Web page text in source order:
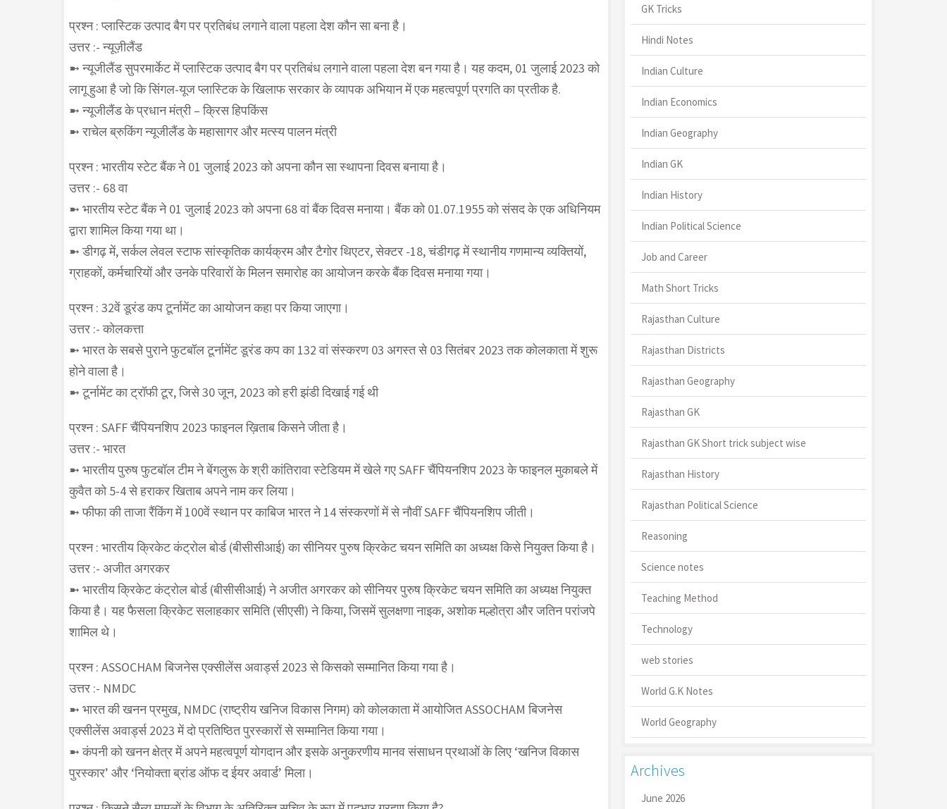
प्रश्न : प्लास्टिक उत्पाद बैग पर प्रतिबंध लगाने वाला पहला देश कौन सा बना है।
उत्तर :- न्यूज़ीलैंड
➼ न्यूजीलैंड सुपरमार्केट में प्लास्टिक उत्पाद बैग पर प्रतिबंध लगाने वाला पहला देश बन गया है। यह कदम, 01 जुलाई 2023 को
लागू हुआ है जो कि सिंगल-यूज प्लास्टिक के खिलाफ सरकार के व्यापक अभियान में एक महत्वपूर्ण प्रगति का प्रतीक है.
➼ न्यूजीलैंड के प्रधान मंत्री – क्रिस हिपकिंस
➼ राचेल ब्रुकिंग न्यूजीलैंड के महासागर और मत्स्य पालन मंत्री
प्रश्न : भारतीय स्टेट बैंक ने 01 जुलाई 2023 को अपना कौन सा स्थापना दिवस बनाया है।
उत्तर :- 68 वा
➼ भारतीय स्टेट बैंक ने 01 जुलाई 2023 को अपना 68 वां बैंक दिवस मनाया। बैंक को 01.07.1955 को संसद के एक अधिनियम
द्वारा शामिल किया गया था।
➼ डीगढ़ में, सर्कल लेवल स्टाफ सांस्कृतिक कार्यक्रम और टैगोर थिएटर, सेक्टर -18, चंडीगढ़ में स्थानीय गणमान्य व्यक्तियों,
ग्राहकों, कर्मचारियों और उनके परिवारों के मिलन समारोह का आयोजन करके बैंक दिवस मनाया गया।
प्रश्न : 32वें डूरंड कप टूर्नामेंट का आयोजन कहा पर किया जाएगा।
उत्तर :- कोलकत्ता
➼ भारत के सबसे पुराने फुटबॉल टूर्नामेंट डूरंड कप का 132 वां संस्करण 03 अगस्त से 03 सितंबर 2023 तक कोलकाता में शुरू
होने वाला है।
➼ टूर्नामेंट का ट्रॉफी टूर, जिसे 30 जून, 2023 को हरी झंडी दिखाई गई थी
प्रश्न : SAFF चैंपियनशिप 2023 फाइनल ख़िताब किसने जीता है।
उत्तर :- भारत
➼ भारतीय पुरुष फुटबॉल टीम ने बेंगलुरू के श्री कांतिरावा स्टेडियम में खेले गए SAFF चैंपियनशिप 2023 के फाइनल मुकाबले में
कुवैत को 5-4 से हराकर खिताब अपने नाम कर लिया।
➼ फीफा की ताजा रैंकिंग में 100वें स्थान पर काबिज भारत ने 14 संस्करणों में से नौवीं SAFF चैंपियनशिप जीती।
प्रश्न : भारतीय क्रिकेट कंट्रोल बोर्ड (बीसीसीआई) का सीनियर पुरुष क्रिकेट चयन समिति का अध्यक्ष किसे नियुक्त किया है।
उत्तर :- अजीत अगरकर
➼ भारतीय क्रिकेट कंट्रोल बोर्ड (बीसीसीआई) ने अजीत अगरकर को सीनियर पुरुष क्रिकेट चयन समिति का अध्यक्ष नियुक्त
किया है। यह फैसला क्रिकेट सलाहकार समिति (सीएसी) ने किया, जिसमें सुलक्षणा नाइक, अशोक मल्होत्रा और जतिन परांजपे
शामिल थे।
प्रश्न : ASSOCHAM बिजनेस एक्सीलेंस अवार्ड्स 2023 से किसको सम्मानित किया गया है।
उत्तर :- NMDC
➼ भारत की खनन प्रमुख, NMDC (राष्ट्रीय खनिज विकास निगम) को कोलकाता में आयोजित ASSOCHAM बिजनेस
एक्सीलेंस अवार्ड्स 2023 में दो प्रतिष्ठित पुरस्कारों से सम्मानित किया गया।
➼ कंपनी को खनन क्षेत्र में अपने महत्वपूर्ण योगदान और इसके अनुकरणीय मानव संसाधन प्रथाओं के लिए ‘खनिज विकास
पुरस्कार’ और ‘नियोक्ता ब्रांड ऑफ द ईयर अवार्ड’ मिला।
GK Tricks
Hindi Notes
Indian Culture
Indian Economics
Indian Geography
Indian GK
Indian History
Indian Political Science
Job and Career
Math Short Tricks
Rajasthan Culture
Rajasthan Districts
Rajasthan Geography
Rajasthan GK
Rajasthan GK Short trick subject wise
Rajasthan History
Rajasthan Political Science
Reasoning
Science notes
Teaching Method
Technology
web stories
World G.K Notes
World Geography
Archives
June 2026